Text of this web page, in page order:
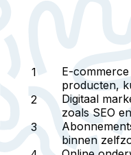
E-
producten,
Digitaal
zoals SEO
binnen